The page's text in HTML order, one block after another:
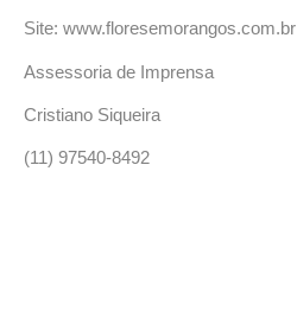
Site: www.floresemorangos.com.br
Assessoria de Imprensa
Cristiano Siqueira
(11) 97540-8492